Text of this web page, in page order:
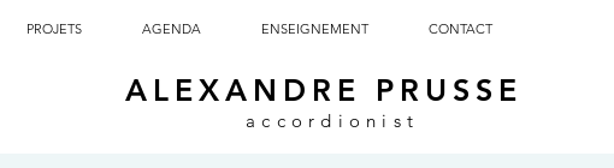
PROJETS AGENDA ENSEIGNEMENT CONTACT
ALEXANDRE PRUSSE
accordionist